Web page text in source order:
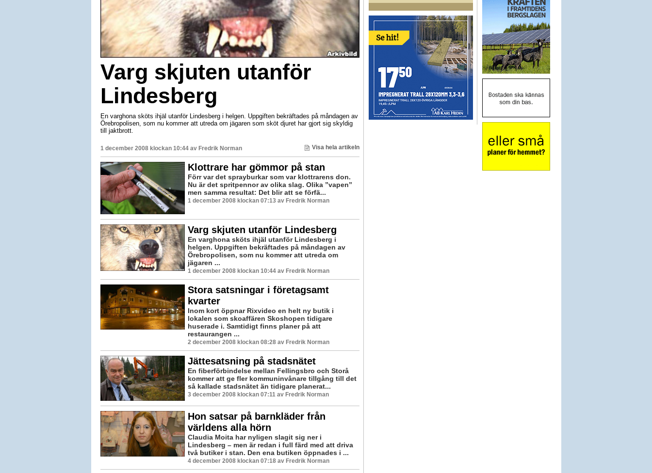
Varg skjuten utanför
Lindesberg
En varghona sköts ihjäl utanför Lindesberg i helgen. Uppgiften bekräftades på måndagen av
Örebropolisen, som nu kommer att utreda om jägaren som sköt djuret har gjort sig skyldig
till jaktbrott.
1 december 2008 klockan 10:44 av Fredrik Norman Visa hela artikeln
Klottrare har gömmor på stan
Förr var det sprayburkar som var klottrarens don.
Nu är det spritpennor av olika slag. Olika ”vapen”
men samma resultat: Det blir att se förfä...
1 december 2008 klockan 07:13 av Fredrik Norman
Varg skjuten utanför Lindesberg
En varghona sköts ihjäl utanför Lindesberg i
helgen. Uppgiften bekräftades på måndagen av
Örebropolisen, som nu kommer att utreda om
jägaren ...
1 december 2008 klockan 10:44 av Fredrik Norman
Stora satsningar i företagsamt
kvarter
Inom kort öppnar Rixvideo en helt ny butik i
lokalen som skoaffären Skoshopen tidigare
huserade i. Samtidigt finns planer på att
restaurangen ...
2 december 2008 klockan 08:28 av Fredrik Norman
Jättesatsning på stadsnätet
En fiberförbindelse mellan Fellingsbro och Storå
kommer att ge fler kommuninvånare tillgång till det
så kallade stadsnätet än tidigare planerat...
3 december 2008 klockan 07:11 av Fredrik Norman
Hon satsar på barnkläder från
världens alla hörn
Claudia Moita har nyligen slagit sig ner i
Lindesberg – men är redan i full färd med att driva
två butiker i stan. Den ena butiken öppnades i ...
4 december 2008 klockan 07:18 av Fredrik Norman